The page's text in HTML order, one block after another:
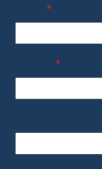
Nom*
E-mail*